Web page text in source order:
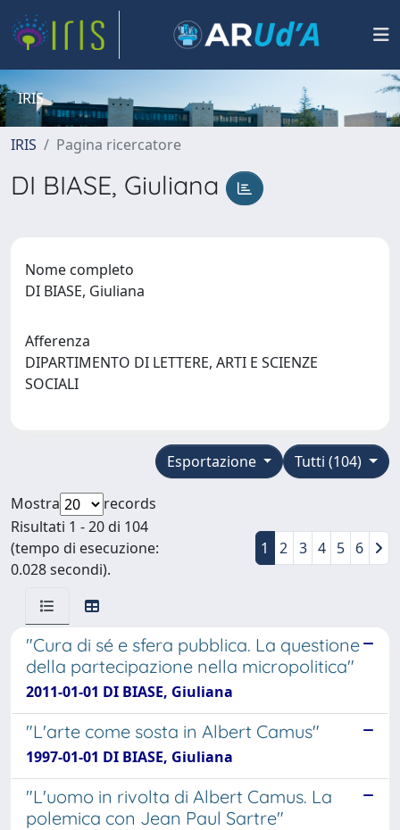
IRIS
IRIS Pagina ricercatore
DI BIASE, Giuliana
Nome completo
DI BIASE, Giuliana
Afferenza
DIPARTIMENTO DI LETTERE, ARTI E SCIENZE
SOCIALI
Tutti (104)
Esportazione
Mostra
records
Risultati 1 - 20 di 104
(tempo di esecuzione:
0.028 secondi).
1 2 3 4 5 6
"Cura di sé e sfera pubblica. La questione
della partecipazione nella micropolitica"
2011-01-01 DI BIASE, Giuliana
"L'arte come sosta in Albert Camus"
1997-01-01 DI BIASE, Giuliana
"L'uomo in rivolta di Albert Camus. La
polemica con Jean Paul Sartre"